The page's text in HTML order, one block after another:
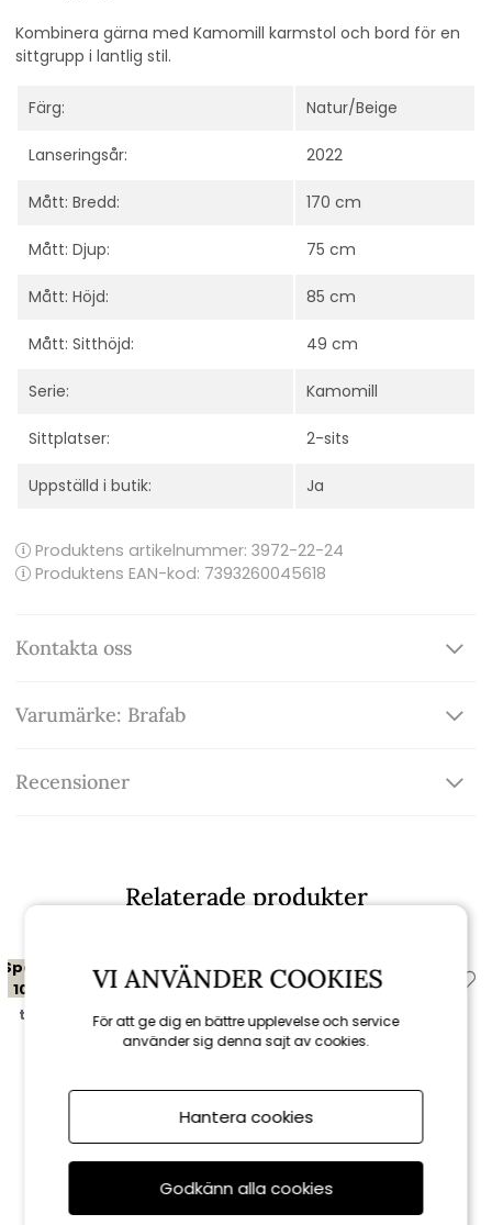
Kombinera gärna med Kamomill karmstol och bord för en
sittgrupp i lantlig stil.
Färg: Natur/Beige
Lanseringsår: 2022
Mått: Bredd: 170 cm
Mått: Djup: 75 cm
Mått: Höjd: 85 cm
Mått: Sitthöjd: 49 cm
Serie: Kamomill
Sittplatser: 2-sits
Uppställd i butik: Ja
Produktens artikelnummer: 3972-22-24
Produktens EAN-kod: 7393260045618
Kontakta oss
Varumärke: Brafab
Recensioner
Relaterade produkter
Spara
10%
till 16/8
Spara
10%
till 16/8
VI ANVÄNDER COOKIES
För att ge dig en bättre upplevelse och service
använder sig denna sajt av cookies.
Hantera cookies
Godkänn alla cookies